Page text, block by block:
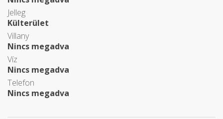
Jelleg
Külterület
Villany
Nincs megadva
Víz
Nincs megadva
Telefon
Nincs megadva